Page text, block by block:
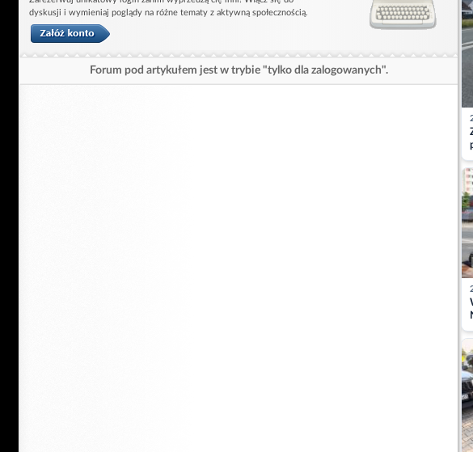
dyskusji i wymieniaj poglądy na różne tematy z aktywną społecznością.
Forum pod artykułem jest w trybie "tylko dla zalogowanych".